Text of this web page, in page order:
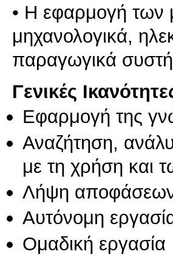
• Η εφαρμογή των
μηχανολογικά,
Γενικές
Εφαρμογή της
Αναζήτηση,
με τη χρήση και
Λήψη
Αυτόνομη
Ομαδική εργασία